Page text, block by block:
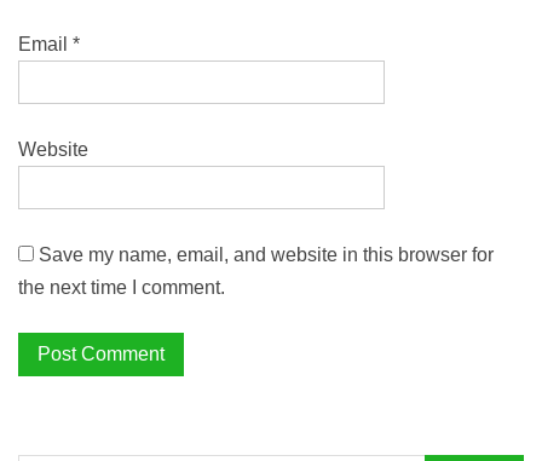
Email *
Website
Save my name, email, and website in this browser for
the next time I comment.